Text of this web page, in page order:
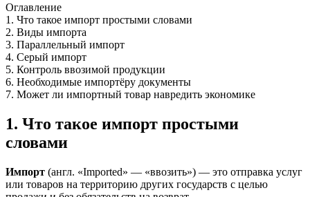
Оглавление
1. Что такое импорт простыми словами
2. Виды импорта
3. Параллельный импорт
4. Серый импорт
5. Контроль ввозимой продукции
6. Необходимые импортёру документы
7. Может ли импортный товар навредить экономике
1. Что такое импорт простыми
словами
Импорт (англ. «Imported» — «ввозить») — это отправка услуг
или товаров на территорию других государств с целью